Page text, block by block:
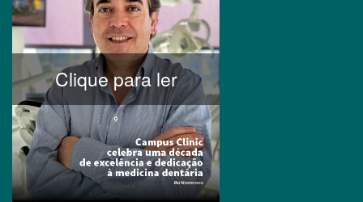
Clique para ler